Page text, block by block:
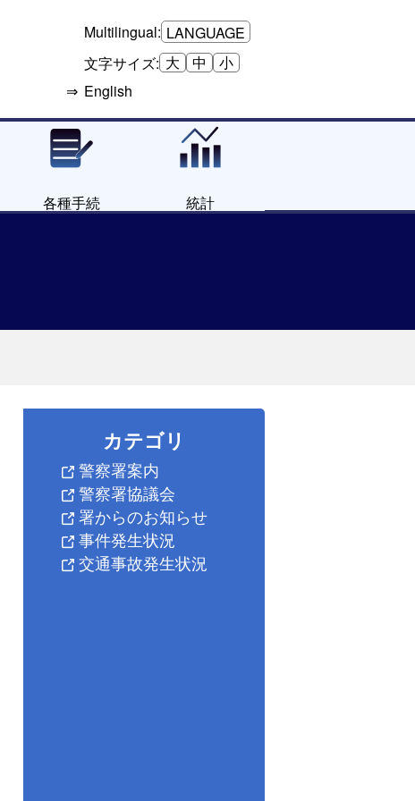
Multilingual: LANGUAGE
文字サイズ: 大 中
小
English
各種手続 統計
カテゴリ
警察署案内
警察署協議会
署からのお知らせ
事件発生状況
交通事故発生状況